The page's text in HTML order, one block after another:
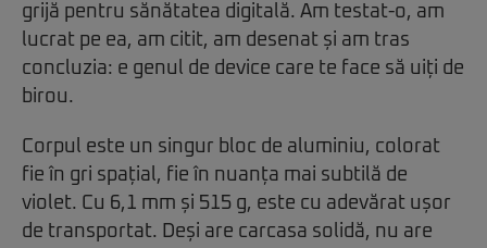
grijă pentru sănătatea digitală. Am testat-o, am
lucrat pe ea, am citit, am desenat și am tras
concluzia: e genul de device care te face să uiți de
birou.
Corpul este un singur bloc de aluminiu, colorat
fie în gri spațial, fie în nuanța mai subtilă de
violet. Cu 6,1 mm și 515 g, este cu adevărat ușor
de transportat. Deși are carcasa solidă, nu are